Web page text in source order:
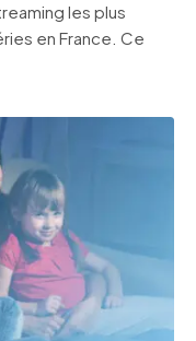
les plus
en France. Ce